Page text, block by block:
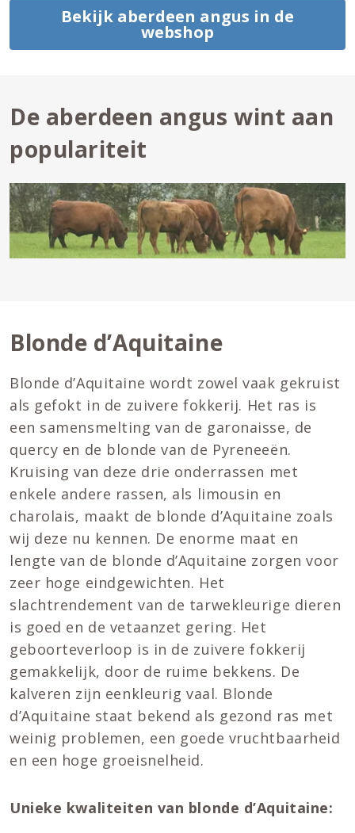
Bekijk aberdeen angus in de
webshop
De aberdeen angus wint aan
populariteit
Blonde d’Aquitaine
Blonde d’Aquitaine wordt zowel vaak gekruist
als gefokt in de zuivere fokkerij. Het ras is
een samensmelting van de garonaisse, de
quercy en de blonde van de Pyreneeën.
Kruising van deze drie onderrassen met
enkele andere rassen, als limousin en
charolais, maakt de blonde d’Aquitaine zoals
wij deze nu kennen. De enorme maat en
lengte van de blonde d’Aquitaine zorgen voor
zeer hoge eindgewichten. Het
slachtrendement van de tarwekleurige dieren
is goed en de vetaanzet gering. Het
geboorteverloop is in de zuivere fokkerij
gemakkelijk, door de ruime bekkens. De
kalveren zijn eenkleurig vaal. Blonde
d’Aquitaine staat bekend als gezond ras met
weinig problemen, een goede vruchtbaarheid
en een hoge groeisnelheid.
Unieke kwaliteiten van blonde d’Aquitaine: